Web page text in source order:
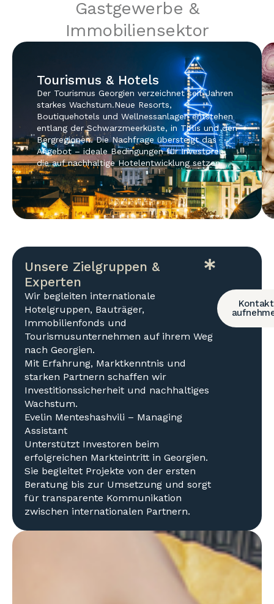
Gastgewerbe &
Immobiliensektor
Tourismus & Hotels
Der Tourismus Georgien verzeichnet seit Jahren
starkes Wachstum.Neue Resorts,
Boutiquehotels und Wellnessanlagen entstehen
entlang der Schwarzmeerküste, in Tiflis und den
Bergregionen. Die Nachfrage übersteigt das
Angebot – ideale Bedingungen für Investoren,
die auf nachhaltige Hotelentwicklung setzen.
Unsere Zielgruppen &
Experten
Wir begleiten internationale
Hotelgruppen, Bauträger,
Immobilienfonds und
Tourismusunternehmen auf ihrem Weg
nach Georgien.
Mit Erfahrung, Marktkenntnis und
starken Partnern schaffen wir
Investitionssicherheit und nachhaltiges
Wachstum.
Evelin Menteshashvili – Managing
Assistant
Unterstützt Investoren beim
erfolgreichen Markteintritt in Georgien.
Sie begleitet Projekte von der ersten
Beratung bis zur Umsetzung und sorgt
für transparente Kommunikation
zwischen internationalen Partnern.
Kontakt